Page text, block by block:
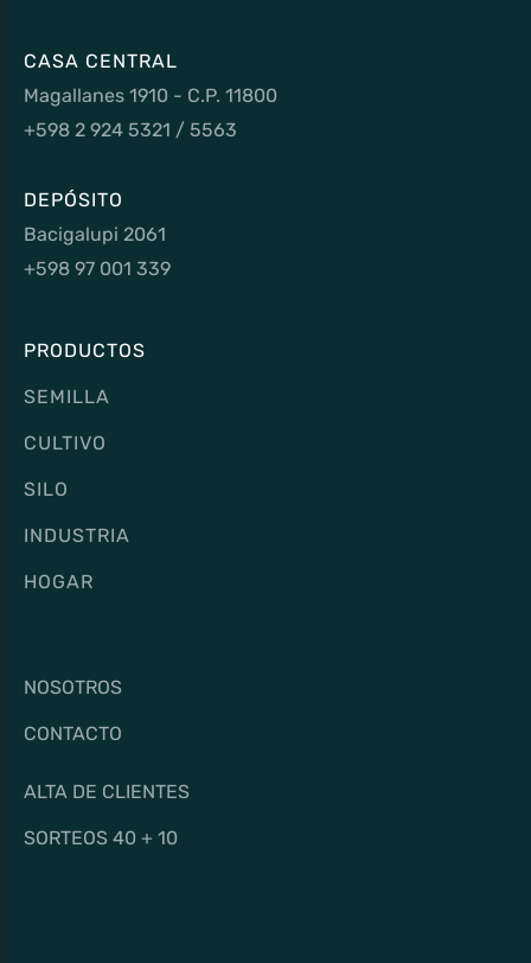
CASA CENTRAL
Magallanes 1910 - C.P. 11800
+598 2 924 5321 / 5563
DEPÓSITO
Bacigalupi 2061
+598 97 001 339
PRODUCTOS
SEMILLA
CULTIVO
SILO
INDUSTRIA
HOGAR
NOSOTROS
CONTACTO
ALTA DE CLIENTES
SORTEOS 40 + 10